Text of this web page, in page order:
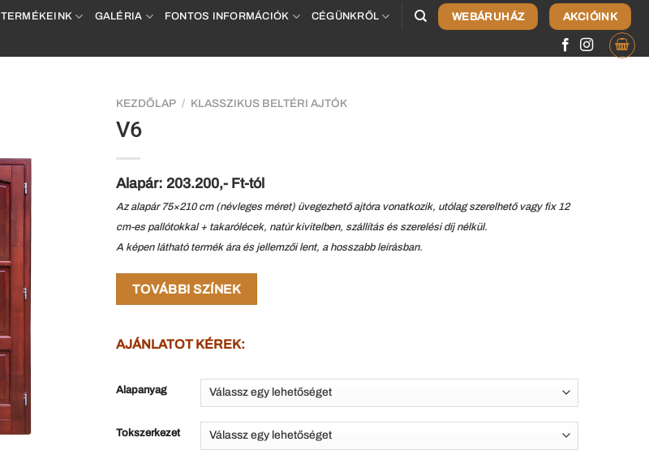
TERMÉKEINK GALÉRIA FONTOS INFORMÁCIÓK CÉGÜNKRŐL WEBÁRUHÁZ AKCIÓINK
KEZDŐLAP / KLASSZIKUS BELTÉRI AJTÓK
V6
Alapár: 203.200,- Ft-tól
Az alapár 75×210 cm (névleges méret) üvegezhető ajtóra vonatkozik, utólag szerelhető vagy fix 12
cm-es pallótokkal + takarólécek, natúr kivitelben, szállítás és szerelési díj nélkül.
A képen látható termék ára és jellemzői lent, a hosszabb leírásban.
TOVÁBBI SZÍNEK
AJÁNLATOT KÉREK:
Alapanyag
Tokszerkezet